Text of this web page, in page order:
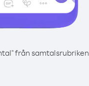
från samtalsrubriken